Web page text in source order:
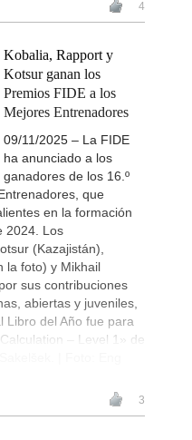
4
Kobalia, Rapport y
Kotsur ganan los
Premios FIDE a los
Mejores Entrenadores
09/11/2025 – La FIDE
ha anunciado a los
ganadores de los 16.º
que
en la formación
2024. Los
(Kazajistán),
la foto) y Mikhail
sus contribuciones
abiertas y juveniles,
Libro del Año fue para
– Level 1» de
3